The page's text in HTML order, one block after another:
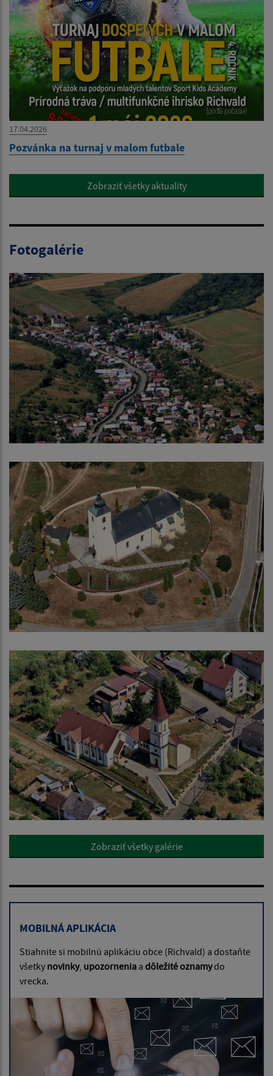
17.04.2026
Pozvánka na turnaj v malom futbale
Zobraziť všetky aktuality
Fotogalérie
Zobraziť všetky galérie
MOBILNÁ APLIKÁCIA
Stiahnite si mobilnú aplikáciu obce (Richvald) a dostaňte
všetky novinky, upozornenia a dôležité oznamydo
vrecka.